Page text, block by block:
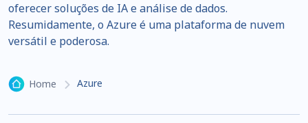
oferecer soluções de IA e análise de dados.
Resumidamente, o Azure é uma plataforma de nuvem
versátil e poderosa.
Home Azure